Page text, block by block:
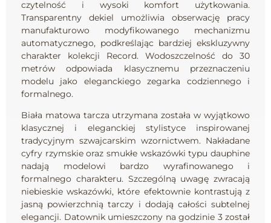
czytelność i wysoki komfort użytkowania.
Transparentny dekiel umożliwia obserwację pracy
manufakturowo modyfikowanego mechanizmu
automatycznego, podkreślając bardziej ekskluzywny
charakter kolekcji Record. Wodoszczelność do 30
metrów odpowiada klasycznemu przeznaczeniu
modelu jako eleganckiego zegarka codziennego i
formalnego.
Biała matowa tarcza utrzymana została w wyjątkowo
klasycznej i eleganckiej stylistyce inspirowanej
tradycyjnym szwajcarskim wzornictwem. Nakładane
cyfry rzymskie oraz smukłe wskazówki typu dauphine
nadają modelowi bardzo wyrafinowanego i
formalnego charakteru. Szczególną uwagę zwracają
niebieskie wskazówki, które efektownie kontrastują z
jasną powierzchnią tarczy i dodają całości subtelnej
elegancji. Datownik umieszczony na godzinie 3 został